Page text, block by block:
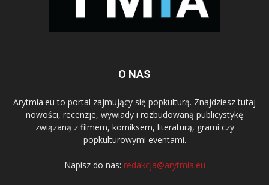
O NAS
Arytmia.eu to portal zajmujący się popkulturą. Znajdziesz tutaj
nowości, recenzje, wywiady i rozbudowaną publicystykę
związaną z filmem, komiksem, literaturą, grami czy
popkulturowymi eventami.
Napisz do nas: redakcja@arytmia.eu